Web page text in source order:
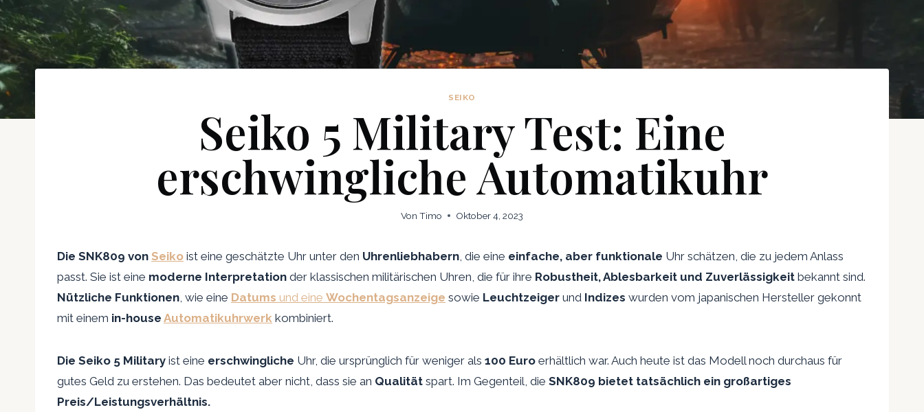
SEIKO
Seiko 5 Military Test: Eine
erschwingliche Automatikuhr
Von Timo Oktober 4, 2023
Die SNK809 von Seiko ist eine geschätzte Uhr unter den Uhrenliebhabern, die eine einfache, aber funktionale Uhr schätzen, die zu jedem Anlass
passt. Sie ist eine moderne Interpretation der klassischen militärischen Uhren, die für ihre Robustheit, Ablesbarkeit und Zuverlässigkeit bekannt sind.
Nützliche Funktionen, wie eine Datums und eine Wochentagsanzeige sowie Leuchtzeiger und Indizes wurden vom japanischen Hersteller gekonnt
mit einem in-house Automatikuhrwerk kombiniert.
Die Seiko 5 Military ist eine erschwingliche Uhr, die ursprünglich für weniger als 100 Euro erhältlich war. Auch heute ist das Modell noch durchaus für
gutes Geld zu erstehen. Das bedeutet aber nicht, dass sie an Qualität spart. Im Gegenteil, die SNK809 bietet tatsächlich ein großartiges
Preis/Leistungsverhältnis.